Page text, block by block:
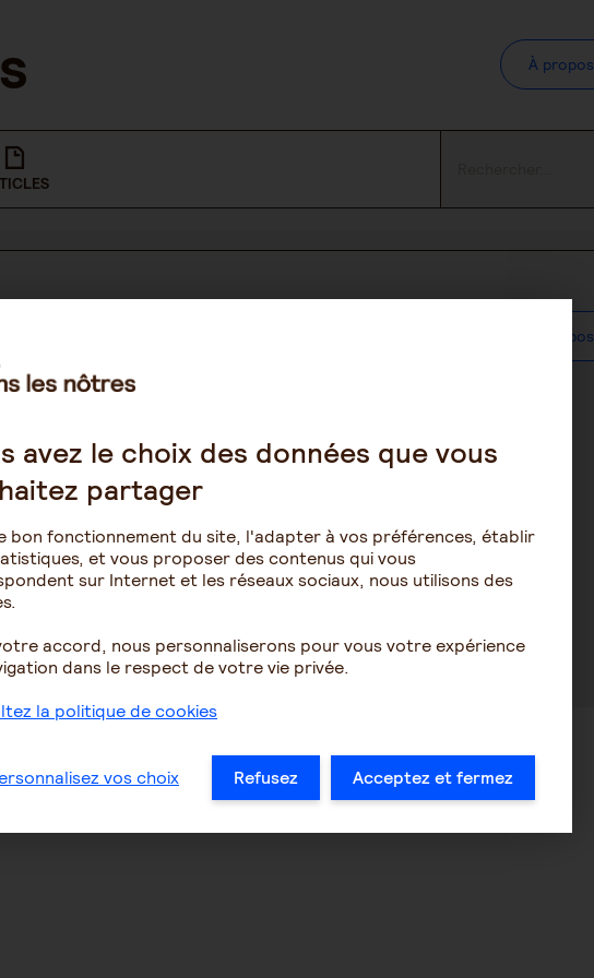
À propos
À propos
avez le choix des données que vous
partager
bon fonctionnement du site, l'adapter à vos préférences, établir
et vous proposer des contenus qui vous
sur Internet et les réseaux sociaux, nous utilisons des
accord, nous personnaliserons pour vous votre expérience
dans le respect de votre vie privée.
la politique de cookies
vos choix Refusez Acceptez et fermez